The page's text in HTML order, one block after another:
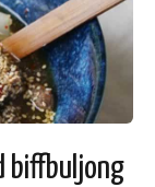
biffbuljong